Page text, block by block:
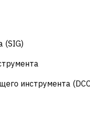
(SIG)
инструмента